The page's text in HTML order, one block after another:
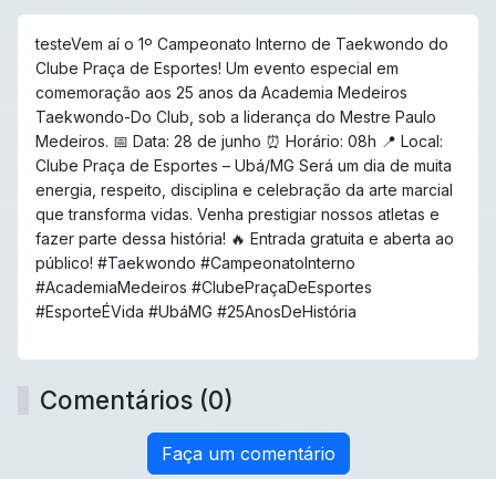
testeVem aí o 1º Campeonato Interno de Taekwondo do
Clube Praça de Esportes! Um evento especial em
comemoração aos 25 anos da Academia Medeiros
Taekwondo-Do Club, sob a liderança do Mestre Paulo
Medeiros. 📅 Data: 28 de junho ⏰ Horário: 08h 📍 Local:
Clube Praça de Esportes – Ubá/MG Será um dia de muita
energia, respeito, disciplina e celebração da arte marcial
que transforma vidas. Venha prestigiar nossos atletas e
fazer parte dessa história! 🔥 Entrada gratuita e aberta ao
público! #Taekwondo #CampeonatoInterno
#AcademiaMedeiros #ClubePraçaDeEsportes
#EsporteÉVida #UbáMG #25AnosDeHistória
Comentários (0)
Faça um comentário